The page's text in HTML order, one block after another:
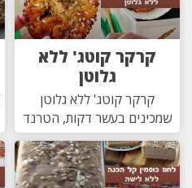
קרקר קוטג' ללא
גלוטן
קרקר קוטג' ללא גלוטן
שמכינים בעשר דקות, הטרנד